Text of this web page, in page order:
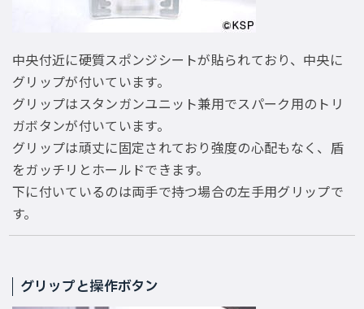
中央付近に硬質スポンジシートが貼られており、中央に
グリップが付いています。
グリップはスタンガンユニット兼用でスパーク用のトリ
ガボタンが付いています。
グリップは頑丈に固定されており強度の心配もなく、盾
をガッチリとホールドできます。
下に付いているのは両手で持つ場合の左手用グリップで
す。
グリップと操作ボタン